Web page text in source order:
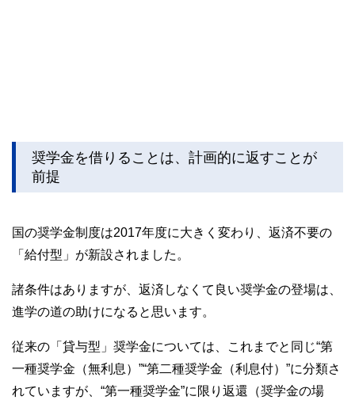
奨学金を借りることは、計画的に返すことが
前提
国の奨学金制度は2017年度に大きく変わり、返済不要の
「給付型」が新設されました。
諸条件はありますが、返済しなくて良い奨学金の登場は、
進学の道の助けになると思います。
従来の「貸与型」奨学金については、これまでと同じ“第
一種奨学金（無利息）”“第二種奨学金（利息付）”に分類さ
れていますが、“第一種奨学金”に限り返還（奨学金の場